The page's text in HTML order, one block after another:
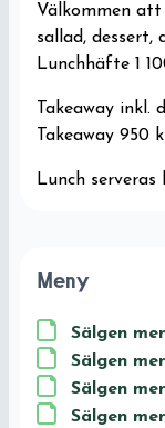
Välkommen att
sallad, dessert,
Lunchhäfte 1
Takeaway inkl.
Takeaway 950
Lunch serveras
Meny
Sälgen
Sälgen
Sälgen
Sälgen